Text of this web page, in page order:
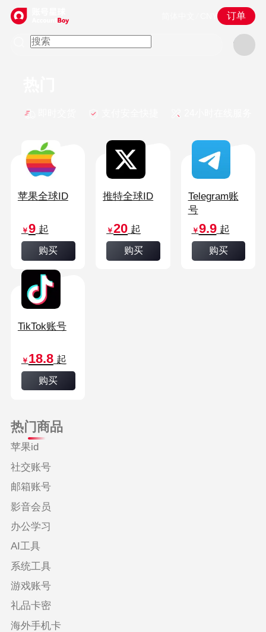
订单
苹果全球ID
￥9起
购买
推特全球ID
￥20 起
购买
Telegram账
号
￥9.9起
购买
TikTok账号
￥ 18.8起
购买
热门商品
苹果id
社交账号
邮箱账号
影音会员
办公学习
AI工具
系统工具
游戏账号
礼品卡密
海外手机卡